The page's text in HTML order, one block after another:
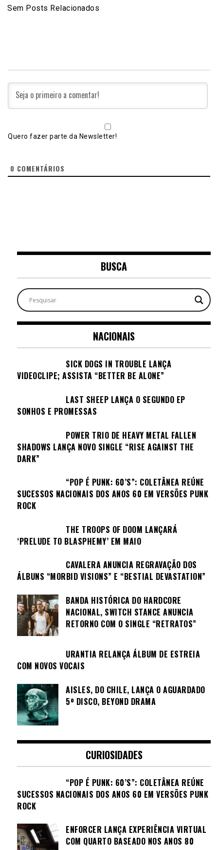
Sem Posts Relacionados
Quero fazer parte da Newsletter!
0 COMENTÁRIOS
BUSCA
NACIONAIS
SICK DOGS IN TROUBLE LANÇA
VIDEOCLIPE; ASSISTA “BETTER BE ALONE”
LAST SHEEP LANÇA O SEGUNDO EP
SONHOS E PROMESSAS
POWER TRIO DE HEAVY METAL FALLEN
SHADOWS LANÇA NOVO SINGLE “RISE AGAINST THE
DARK”
“POP É PUNK: 60’S”: COLETÂNEA REÚNE
SUCESSOS NACIONAIS DOS ANOS 60 EM VERSÕES PUNK
ROCK
THE TROOPS OF DOOM LANÇARÁ
‘PRELUDE TO BLASPHEMY’ EM MAIO
CAVALERA ANUNCIA REGRAVAÇÃO DOS
ÁLBUNS “MORBID VISIONS” E “BESTIAL DEVASTATION”
BANDA HISTÓRICA DO HARDCORE
NACIONAL, SWITCH STANCE ANUNCIA
RETORNO COM O SINGLE “RETRATOS”
URANTIA RELANÇA ÁLBUM DE ESTREIA
COM NOVOS VOCAIS
AISLES, DO CHILE, LANÇA O AGUARDADO
5º DISCO, BEYOND DRAMA
CURIOSIDADES
“POP É PUNK: 60’S”: COLETÂNEA REÚNE
SUCESSOS NACIONAIS DOS ANOS 60 EM VERSÕES PUNK
ROCK
ENFORCER LANÇA EXPERIÊNCIA VIRTUAL
COM QUARTO BASEADO NOS ANOS 80